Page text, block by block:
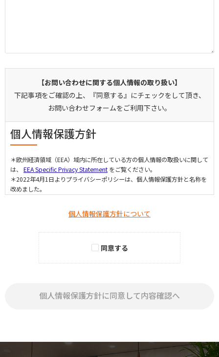
【お問い合わせに関する個人情報の取り扱い】
下記事項をご確認の上、『同意する』にチェックをして頂き、
お問い合わせフォームをご利用下さい。
個人情報保護方針
＊欧州経済領域（EEA）域内に所在している方の個人情報の取扱いに関して
は、 EEA Specific Privacy Statement をご覧ください。
＊2022年4月1日よりプライバシーポリシーは、個人情報保護方針と名称を
改めました。
（個人情報の保護に関する基本方針）
株式会社LIXILリアルティ（以下、「当社」といいます。）は、お客様の個
えております。当社は、当社が取得する個人情報（当社のウェブサイトをご
利用いただきましたお客様からご提供いただきました個人情報を含みま
す。）を、この個人情報の保護に関する基本方針（以下、「本方針」とい
個人情報保護方針について
同意する
個人情報保護方針に同意して内容確認へ